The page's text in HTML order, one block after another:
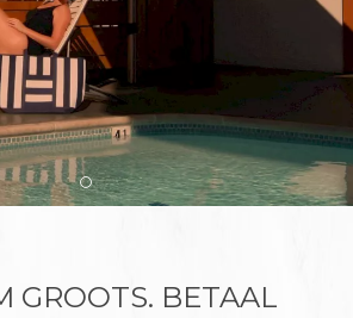
Item 2
GROOTS. BETAAL